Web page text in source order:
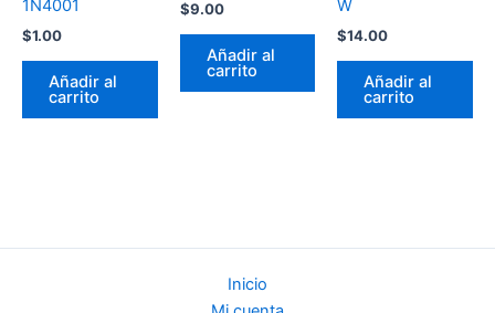
1N4001
$1.00
Añadir al
carrito
$9.00
Añadir al
carrito
W
$14.00
Añadir al
carrito
Inicio